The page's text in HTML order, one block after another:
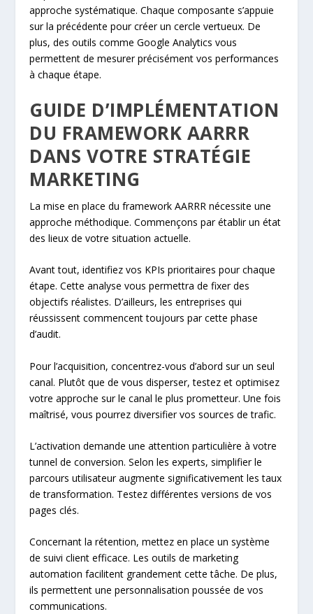
approche systématique. Chaque composante s’appuie
sur la précédente pour créer un cercle vertueux. De
plus, des outils comme Google Analytics vous
permettent de mesurer précisément vos performances
à chaque étape.
GUIDE D’IMPLÉMENTATION
DU FRAMEWORK AARRR
DANS VOTRE STRATÉGIE
MARKETING
La mise en place du framework AARRR nécessite une
approche méthodique. Commençons par établir un état
des lieux de votre situation actuelle.
Avant tout, identifiez vos KPIs prioritaires pour chaque
étape. Cette analyse vous permettra de fixer des
objectifs réalistes. D’ailleurs, les entreprises qui
réussissent commencent toujours par cette phase
d’audit.
Pour l’acquisition, concentrez-vous d’abord sur un seul
canal. Plutôt que de vous disperser, testez et optimisez
votre approche sur le canal le plus prometteur. Une fois
maîtrisé, vous pourrez diversifier vos sources de trafic.
L’activation demande une attention particulière à votre
tunnel de conversion. Selon les experts, simplifier le
parcours utilisateur augmente significativement les taux
de transformation. Testez différentes versions de vos
pages clés.
Concernant la rétention, mettez en place un système
de suivi client efficace. Les outils de marketing
automation facilitent grandement cette tâche. De plus,
ils permettent une personnalisation poussée de vos
communications.